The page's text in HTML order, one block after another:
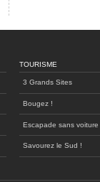
TOURISME
3 Grands Sites
Bougez !
Escapade sans voiture
Savourez le Sud !